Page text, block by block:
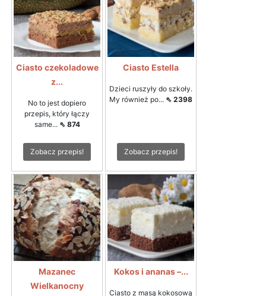
Ciasto czekoladowe
z...
No to jest dopiero
przepis, który łączy
same... ⇖ 874
Zobacz przepis!
Ciasto Estella
Dzieci ruszyły do szkoły.
My również po... ⇖ 2398
Zobacz przepis!
Mazanec
Wielkanocny
Kokos i ananas –...
Ciasto z masą kokosową